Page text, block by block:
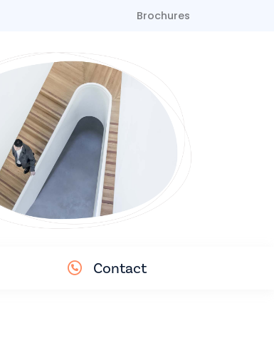
Brochures
Contact